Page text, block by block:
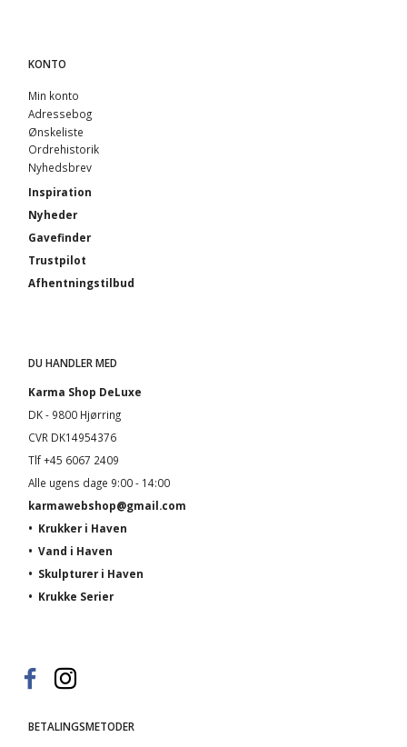
KONTO
Min konto
Adressebog
Ønskeliste
Ordrehistorik
Nyhedsbrev
Inspiration
Nyheder
Gavefinder
Trustpilot
Afhentningstilbud
DU HANDLER MED
Karma Shop DeLuxe
DK - 9800 Hjørring
CVR DK14954376
Tlf +45 6067 2409
Alle ugens dage 9:00 - 14:00
karmawebshop@gmail.com
• Krukker i Haven
• Vand i Haven
• Skulpturer i Haven
• Krukke Serier
BETALINGSMETODER